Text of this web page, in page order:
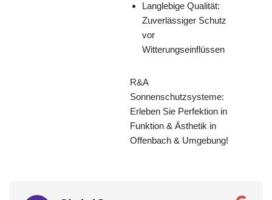
Langlebige Qualität:
Zuverlässiger Schutz
vor
Witterungseinflüssen
R&A
Sonnenschutzsysteme:
Erleben Sie Perfektion in
Funktion & Ästhetik in
Offenbach & Umgebung!